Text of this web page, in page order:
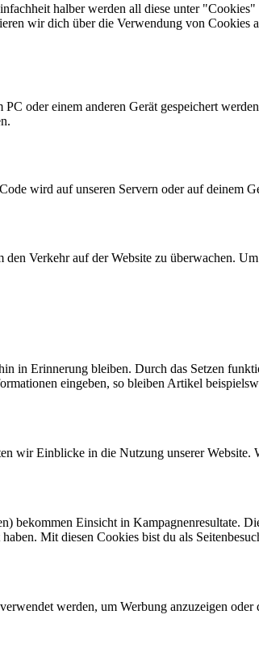
halber werden all diese unter "Cookies"
wir dich über die Verwendung von Cookies
oder einem anderen Gerät gespeichert
wird auf unseren Servern oder auf deinem
Verkehr auf der Website zu überwachen.
in Erinnerung bleiben. Durch das Setzen
eingeben, so bleiben Artikel
wir Einblicke in die Nutzung unserer Website.
bekommen Einsicht in Kampagnenresultate.
haben. Mit diesen Cookies bist du als
werden, um Werbung anzuzeigen oder